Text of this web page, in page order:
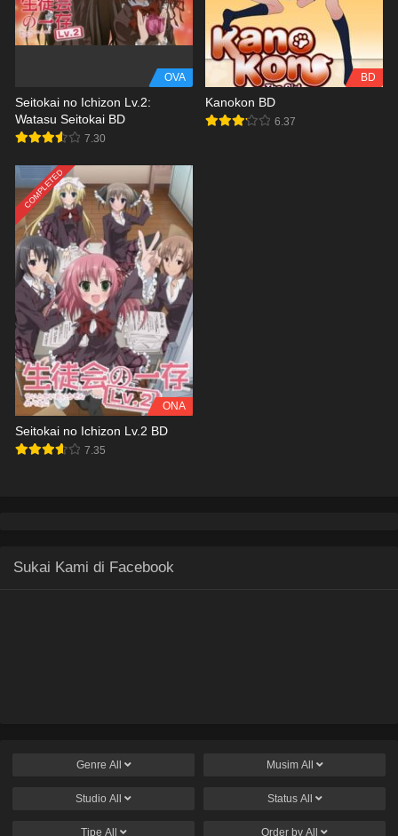
OVA
Seitokai no Ichizon Lv.2:
Watasu Seitokai BD
7.30
BD
Kanokon BD
6.37
COMPLETED
ONA
Seitokai no Ichizon Lv.2 BD
7.35
Sukai Kami di Facebook
Genre All Musim All
Studio All Status All
Tipe All Order by All